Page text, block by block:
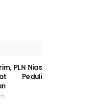
PLN Nias
Peduli